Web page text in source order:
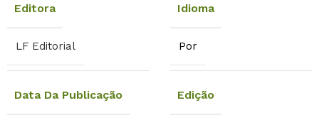
Editora
LF Editorial
Idioma
Por
Data Da Publicação Edição